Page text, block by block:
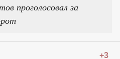
проголосовал за
+3